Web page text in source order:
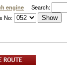
engine Search:
No: